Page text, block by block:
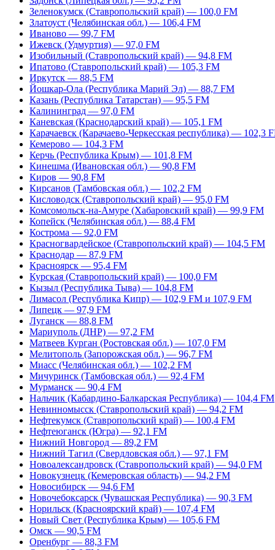
Зеленокумск (Ставропольский край) — 100,0 FM
Златоуст (Челябинская обл.) — 106,4 FM
Иваново — 99,7 FM
Ижевск (Удмуртия) — 97,0 FM
Изобильный (Ставропольский край) — 94,8 FM
Ипатово (Ставропольский край) — 105,3 FM
Иркутск — 88,5 FM
Йошкар-Ола (Республика Марий Эл) — 88,7 FM
Казань (Республика Татарстан) — 95,5 FM
Калининград — 97,0 FM
Каневская (Краснодарский край) — 105,1 FM
Карачаевск (Карачаево-Черкесская республика) — 102,3
Кемерово — 104,3 FM
Керчь (Республика Крым) — 101,8 FM
Кинешма (Ивановская обл.) — 90,8 FM
Киров — 90,8 FM
Кирсанов (Тамбовская обл.) — 102,2 FM
Кисловодск (Ставропольский край) — 95,0 FM
Комсомольск-на-Амуре (Хабаровский край) — 99,9 FM
Копейск (Челябинская обл.) — 88,4 FM
Кострома — 92,0 FM
Красногвардейское (Ставропольский край) — 104,5 FM
Краснодар — 87,9 FM
Красноярск — 95,4 FM
Курская (Ставропольский край) — 100,0 FM
Кызыл (Республика Тыва) — 104,8 FM
Лимасол (Республика Кипр) — 102,9 FM и 107,9 FM
Липецк — 97,9 FM
Луганск — 88,8 FM
Мариуполь (ДНР) — 97,2 FM
Матвеев Курган (Ростовская обл.) — 107,0 FM
Мелитополь (Запорожская обл.) — 96,7 FM
Миасс (Челябинская обл.) — 102,2 FM
Мичуринск (Тамбовская обл.) — 92,4 FM
Мурманск — 90,4 FM
Нальчик (Кабардино-Балкарская Республика) — 104,4 FM
Невинномысск (Ставропольский край) — 94,2 FM
Нефтекумск (Ставропольский край) — 100,4 FM
Нефтеюганск (Югра) — 92,1 FM
Нижний Новгород — 89,2 FM
Нижний Тагил (Свердловская обл.) — 97,1 FM
Новоалександровск (Ставропольский край) — 94,0 FM
Новокузнецк (Кемеровская область) — 94,2 FM
Новосибирск — 94,6 FM
Новочебоксарск (Чувашская Республика) — 90,3 FM
Норильск (Красноярский край) — 107,4 FM
Новый Свет (Республика Крым) — 105,6 FM
Омск — 90,5 FM
Оренбург — 88,3 FM